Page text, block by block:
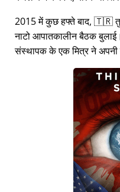
2015 में कुछ हफ्ते बाद, 🇹🇷
नाटो आपातकालीन बैठक
संस्थापक के एक मित्र ने